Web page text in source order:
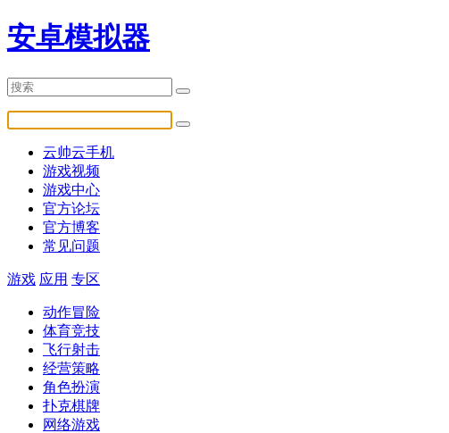
安卓模拟器
云帅云手机
游戏视频
游戏中心
官方论坛
官方博客
常见问题
游戏 应用 专区
动作冒险
体育竞技
飞行射击
经营策略
角色扮演
扑克棋牌
网络游戏